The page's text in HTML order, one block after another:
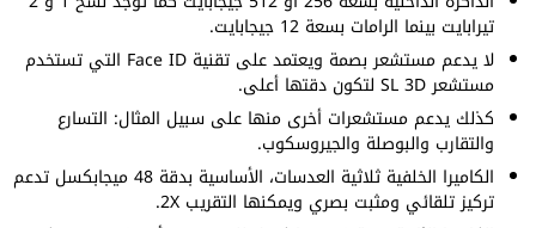
تيرابايت بينما الرامات بسعة 12 جيجابايت.
لا يدعم مستشعر بصمة ويعتمد على تقنية Face ID التي تستخدم
مستشعر SL 3D لتكون دقتها أعلى.
كذلك يدعم مستشعرات أخرى منها على سبيل المثال: التسارع
والتقارب والبوصلة والجيروسكوب.
الكاميرا الخلفية ثلاثية العدسات، الأساسية بدقة 48 ميجابكسل تدعم
تركيز تلقائي ومثبت بصري ويمكنها التقريب 2X.